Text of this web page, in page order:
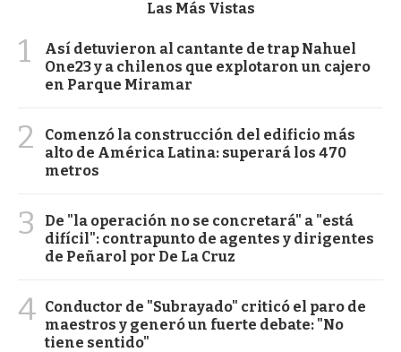
Las Más Vistas
1
Así detuvieron al cantante de trap Nahuel
One23 y a chilenos que explotaron un cajero
en Parque Miramar
2
Comenzó la construcción del edificio más
alto de América Latina: superará los 470
metros
3
De "la operación no se concretará" a "está
difícil": contrapunto de agentes y dirigentes
de Peñarol por De La Cruz
4 Conductor de "Subrayado" criticó el paro de
maestros y generó un fuerte debate: "No
tiene sentido"